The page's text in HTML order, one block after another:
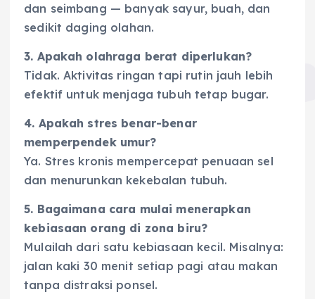
dan seimbang — banyak sayur, buah, dan
sedikit daging olahan.
3. Apakah olahraga berat diperlukan?
Tidak. Aktivitas ringan tapi rutin jauh lebih
efektif untuk menjaga tubuh tetap bugar.
4. Apakah stres benar-benar
memperpendek umur?
Ya. Stres kronis mempercepat penuaan sel
dan menurunkan kekebalan tubuh.
5. Bagaimana cara mulai menerapkan
kebiasaan orang di zona biru?
Mulailah dari satu kebiasaan kecil. Misalnya:
jalan kaki 30 menit setiap pagi atau makan
tanpa distraksi ponsel.